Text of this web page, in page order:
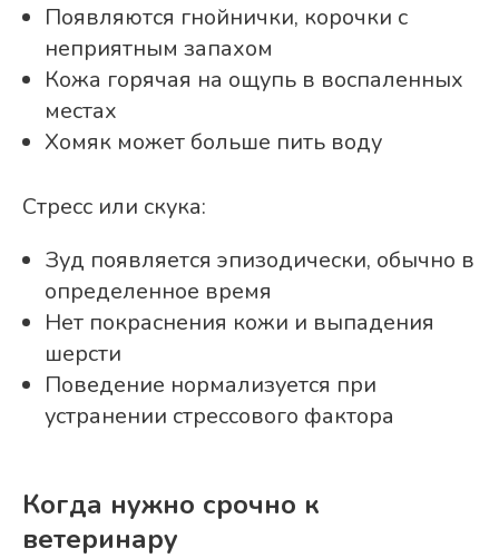
Появляются гнойнички, корочки с
неприятным запахом
Кожа горячая на ощупь в воспаленных
местах
Хомяк может больше пить воду
Стресс или скука:
Зуд появляется эпизодически, обычно в
определенное время
Нет покраснения кожи и выпадения
шерсти
Поведение нормализуется при
устранении стрессового фактора
Когда нужно срочно к
ветеринару